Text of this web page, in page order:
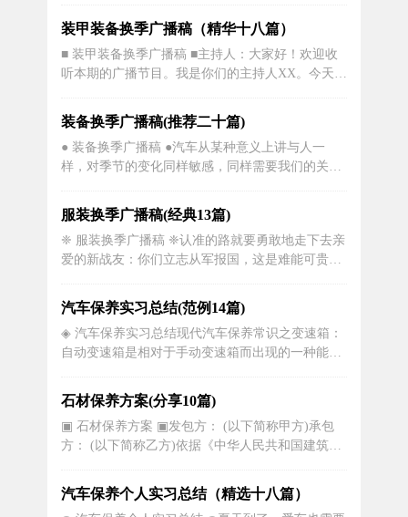
上的车子就要开始更换一些最易损耗的部件了。刹
车皮：车子使用两三年就需要更换新的刹车皮。当
一辆车子送去维修时，首先要检查它的刹车皮，因
为刹车皮是驾驶安全的首道防线。...
装甲装备换季广播稿（精华十八篇）
■ 装甲装备换季广播稿 ■主持人：大家好！欢迎收
听本期的广播节目。我是你们的主持人XX。今天，
季。适应不同季节的装备换季，对我们的生活非常
重要。下面，让我们一起来了解一下吧！主持人：
天气的变化是不可避免的。每到春夏秋冬四季之
交，我们都会遇到装备换季的问题。那...
装备换季广播稿(推荐二十篇)
● 装备换季广播稿 ●汽车从某种意义上讲与人一
样，对季节的变化同样敏感，同样需要我们的关
物还是植物，都会根据季节的变换调整自己的生活
和生长方式。我们人类由一样，根据温度的变化选
择不同的服装，对于抵抗力较低的人要更加注意，
不然很有可能生病，一般在换季时我们更...
服装换季广播稿(经典13篇)
❈ 服装换季广播稿 ❈认准的路就要勇敢地走下去亲
爱的新战友：你们立志从军报国，这是难能可贵
坚定的信念投入多姿多彩的军旅生活，不仅仅是一
个服兵役尽义务的问题，这将对你的一生都产生重
大的影响。军营是一所大学校，在这个大学校里你
们要学军事、学政治、学业务...
汽车保养实习总结(范例14篇)
◈ 汽车保养实习总结现代汽车保养常识之变速箱：
自动变速箱是相对于手动变速箱而出现的一种能够
纵的变速装置。目前汽车自动变速箱常见的有四种
型式，分别是液力自动变速箱(AT)、机械无级自动
变速箱(CVT)、电控机械自动变速箱(AMT)和双离
合自动变速箱。了解到变...
石材保养方案(分享10篇)
▣ 石材保养方案 ▣发包方： (以下简称甲方)承包
方： (以下简称乙方)依据《中华人民共和国建筑
律、行政法规，遵守平等自愿、公平和诚实信用的
原则，甲、乙双方经友好协商，就xx施工事项协商
汽车保养个人实习总结（精选十八篇）